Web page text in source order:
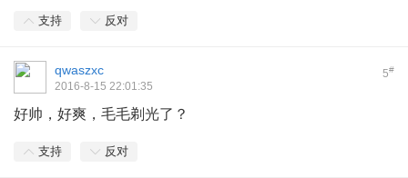
支持 反对
5#
qwaszxc
2016-8-15 22:01:35
好帅，好爽，毛毛剃光了？
支持 反对